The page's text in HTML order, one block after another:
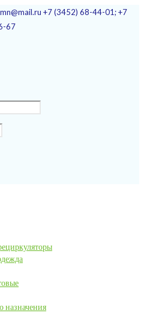
+7 (3452) 68-44-01; +7
67
назначения